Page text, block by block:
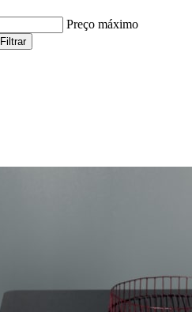
Preço máximo
Filtrar